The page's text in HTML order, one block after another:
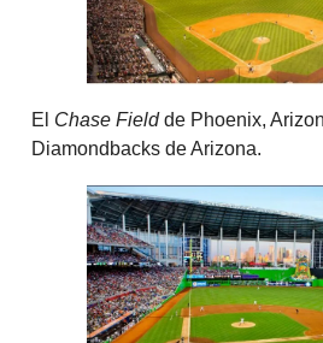
El Chase Fieldde Phoenix,
Diamondbacks de Arizona.